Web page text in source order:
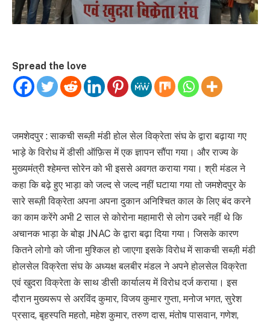
Spread the love
जमशेदपुर : साकची सब्ज़ी मंडी होल सेल विक्रेता संघ के द्वारा बढ़ाया गए
भाड़े के विरोध में डीसी ऑफ़िस में एक ज्ञापन सौंपा गया। और राज्य के
मुख्यमंत्री श्हेमन्त सोरेन को भी इससे अवगत कराया गया। श्री मंडल ने
कहा कि बढ़े हुए भाड़ा को जल्द से जल्द नहीं घटाया गया तो जमशेदपुर के
सारे सब्ज़ी विक्रेता अपना अपना दुकान अनिश्चित काल के लिए बंद करने
का काम करेंगे अभी 2 साल से कोरोना महामारी से लोग उबरे नहीं थे कि
अचानक भाड़ा के बोझ JNAC के द्वारा बढ़ा दिया गया। जिसके कारण
कितने लोगो को जीना मुश्किल हो जाएगा इसके विरोध में साकची सब्ज़ी मंडी
होलसेल विक्रेता संघ के अध्यक्ष बलबीर मंडल ने अपने होलसेल विक्रेता
एवं खुदरा विक्रेता के साथ डीसी कार्यालय में विरोध दर्ज कराया। इस
दौरान मुख्यरूप से अरविंद कुमार, विजय कुमार गुप्ता, मनोज भगत, सुरेश
प्रसाद, बृहस्पति महतो, महेश कुमार, तरुण दास, मंतोष पासवान, गणेश,